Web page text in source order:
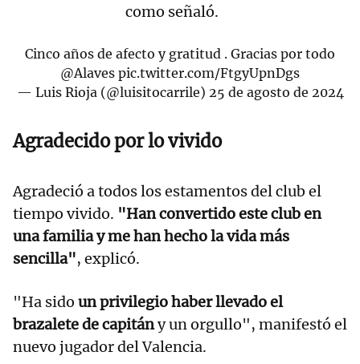
como señaló.
Cinco años de afecto y gratitud . Gracias por todo
@Alaves pic.twitter.com/FtgyUpnDgs
— Luis Rioja (@luisitocarrile) 25 de agosto de 2024
Agradecido por lo vivido
Agradeció a todos los estamentos del club el
tiempo vivido. "Han convertido este club en
una familia y me han hecho la vida más
sencilla", explicó.
"Ha sido un privilegio haber llevado el
brazalete de capitány un orgullo", manifestó el
nuevo jugador del Valencia.